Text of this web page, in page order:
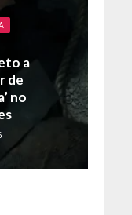
a
de
no